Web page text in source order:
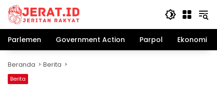
Langsung
konten
Parlemen
Government Action Parpol Ekonomi
Beranda Berita
Berita